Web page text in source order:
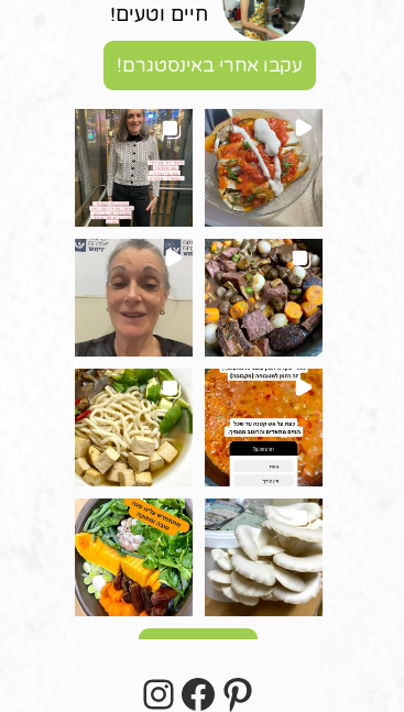
חיים וטעים!
עקבו אחרי באינסטגרם!
Pinterest